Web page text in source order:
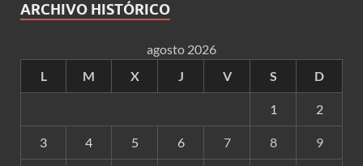
ARCHIVO HISTÓRICO
agosto 2026
L
M X J V S D
1 2
3 4 5 6 7 8 9